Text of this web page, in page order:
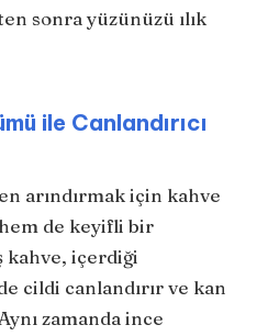
sonra yüzünüzü ılık
ile Canlandırıcı
arındırmak için kahve
de keyifli bir
içerdiği
cildi canlandırır ve kan
zamanda ince